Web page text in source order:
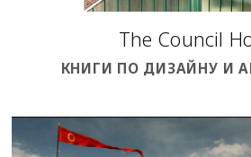
The Council
КНИГИ ПО ДИЗАЙНУ И